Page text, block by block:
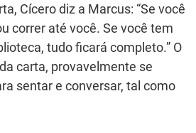
Cícero diz a Marcus: “Se você
correr até você. Se você tem
tudo ficará completo.” O
carta, provavelmente se
sentar e conversar, tal como